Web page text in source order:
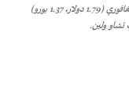
سنغافورة، مايو 2013. 18.33 دولار سنغافوري؛ 2.22 دولار سنغافوري (1.79 دولار، 1.37 يورو)
ولين.